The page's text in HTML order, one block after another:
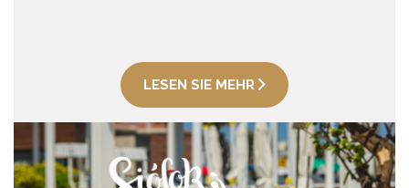
LESEN SIE MEHR